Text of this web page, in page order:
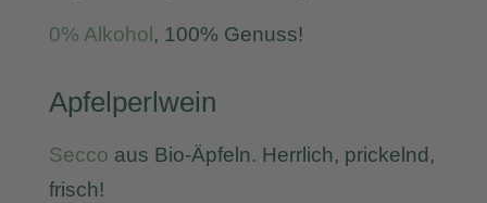
0% Alkohol , 100% Genuss!
Apfelperlwein
Secco aus Bio-Äpfeln. Herrlich, prickelnd,
frisch!